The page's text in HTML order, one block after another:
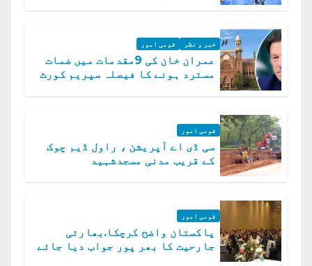
خبر و نظر قومی امور
عمران خان کی 9مقدمات میں ضمات
مسترد ہونے کا فیصلہ سپریم کورٹ
قومی امور
سی ڈی اے آپریشن ، راول ڈیم چوک
کے قریب مدنی مسجدشہید
قومی امور
پاکستان واضح کرچکا.بھارتی
جارحیت کا بھر پور جواب دیا جائے